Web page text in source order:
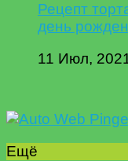
Рецепт
день
11 Июл,
Ещё